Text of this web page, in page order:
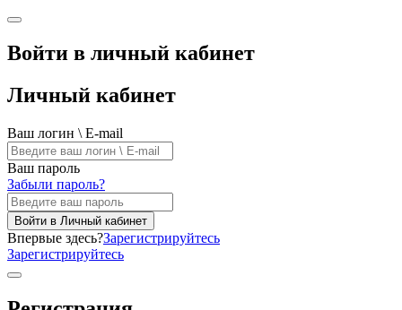
Войти в личный кабинет
Личный кабинет
Ваш логин \ E-mail
Ваш пароль
Забыли пароль?
Войти в Личный кабинет
Впервые здесь?Зарегистрируйтесь
Зарегистрируйтесь